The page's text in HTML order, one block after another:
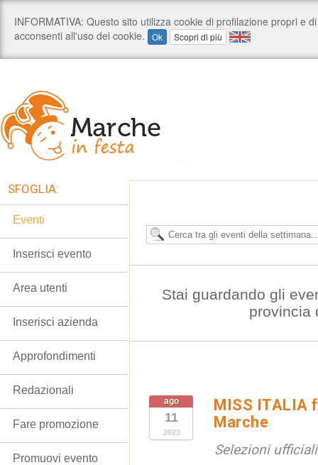
Stai guardando gli
provincia
ago
11
2023
MISS ITALIA
Marche
Selezioni ufficiali
SFOGLIA:
Eventi
Inserisci evento
Area utenti
Inserisci azienda
Approfondimenti
Redazionali
Fare promozione
Promuovi evento